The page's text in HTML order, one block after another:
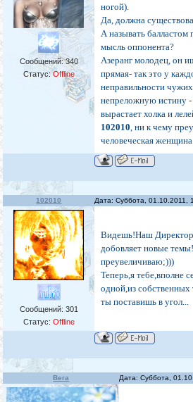
Сообщений:340
Статус:Offline
ногой).
Да, должна
А называть балластом
мысль оппонента?
Азеранг молодец, он
прямая- так это у
неправильности
непреложную истину -
вырастает холка и
102010, ни к чему
человеческая
102010 Дата: Суббота,
Сообщений: 301
Статус: Offline
Видешь!Наш Директор
добовляет новые
преувеличиваю;)))
Теперь,я тебе,вполне
одной,из собственных
ты поставишь в угол...
Вега Дата: Суббота,